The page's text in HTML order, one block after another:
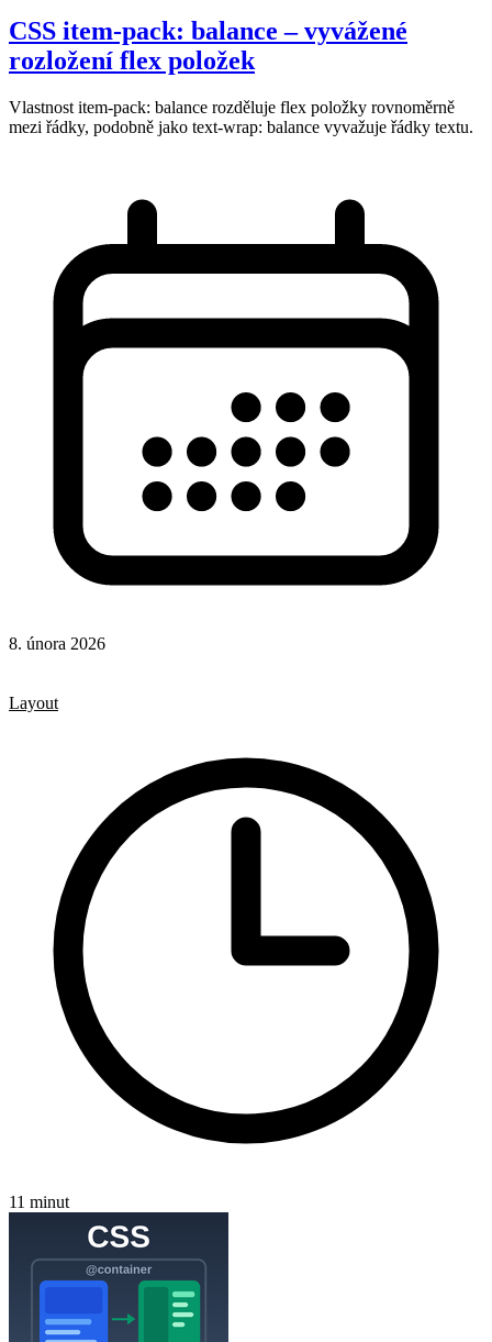
CSS item-pack: balance – vyvážené
rozložení flex položek
Vlastnost item-pack: balance rozděluje flex položky rovnoměrně
mezi řádky, podobně jako text-wrap: balance vyvažuje řádky textu.
8. února 2026
Layout
11 minut